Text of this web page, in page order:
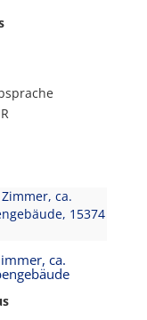
ca.